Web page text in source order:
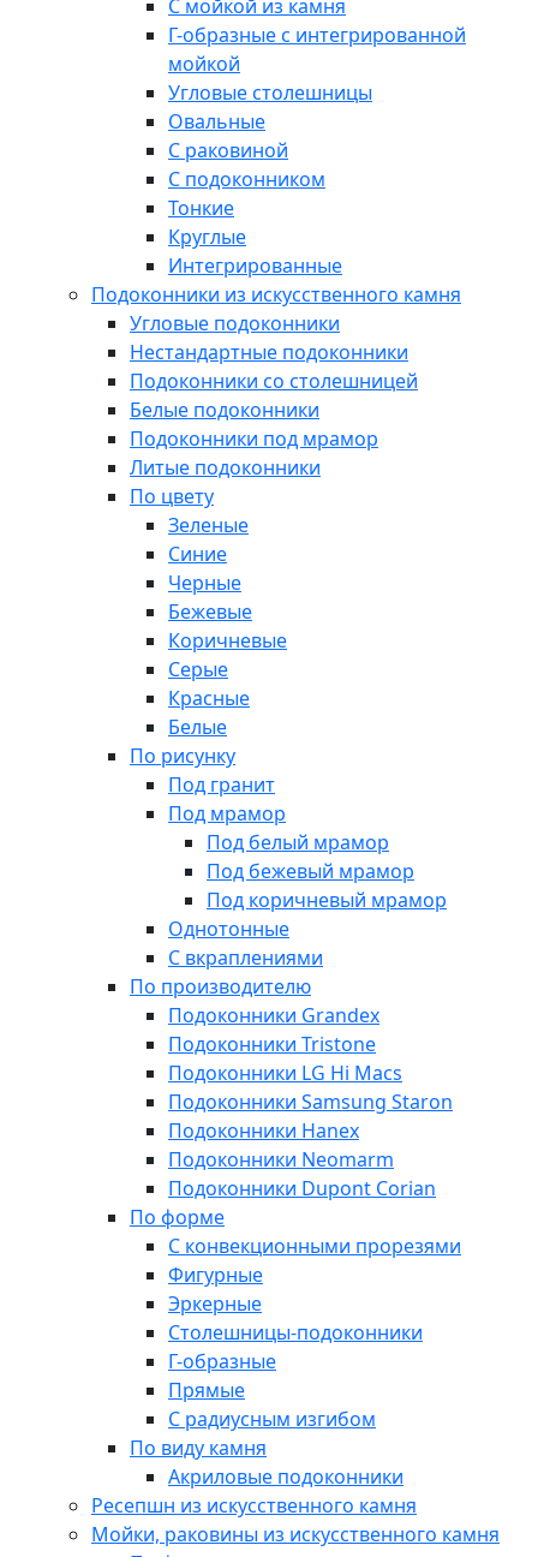
С мойкой из камня
Г-образные с интегрированной
мойкой
Угловые столешницы
Овальные
C раковиной
C подоконником
Тонкие
Круглые
Интегрированные
Подоконники из искусственного камня
Угловые подоконники
Нестандартные подоконники
Подоконники со столешницей
Белые подоконники
Подоконники под мрамор
Литые подоконники
По цвету
Зеленые
Синие
Черные
Бежевые
Коричневые
Серые
Красные
Белые
По рисунку
Под гранит
Под мрамор
Под белый мрамор
Под бежевый мрамор
Под коричневый мрамор
Однотонные
С вкраплениями
По производителю
Подоконники Grandex
Подоконники Tristone
Подоконники LG Hi Macs
Подоконники Samsung Staron
Подоконники Hanex
Подоконники Neomarm
Подоконники Dupont Corian
По форме
С конвекционными прорезями
Фигурные
Эркерные
Столешницы-подоконники
Г-образные
Прямые
С радиусным изгибом
По виду камня
Акриловые подоконники
Ресепшн из искусственного камня
Мойки, раковины из искусственного камня